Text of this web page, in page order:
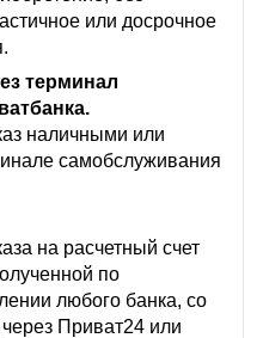
или досрочное
терминал
наличными или
самобслуживания
на расчетный счет
по
любого банка, со
через Приват24 или